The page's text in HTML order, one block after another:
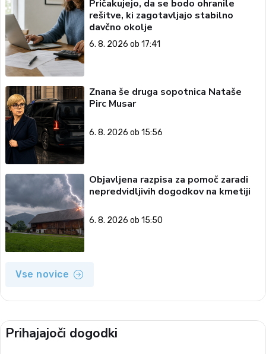
Pričakujejo, da se bodo ohranile
rešitve, ki zagotavljajo stabilno
davčno okolje
6. 8. 2026 ob 17:41
Znana še druga sopotnica Nataše
Pirc Musar
6. 8. 2026 ob 15:56
Objavljena razpisa za pomoč zaradi
nepredvidljivih dogodkov na kmetiji
6. 8. 2026 ob 15:50
Vse novice
Prihajajoči dogodki